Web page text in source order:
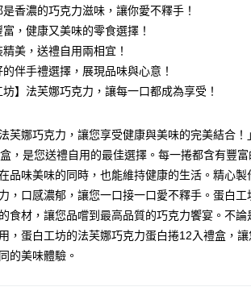
期使用說明】
灣大哥大提供，台灣大哥大用戶可立即使用無須另外申請。
機門號後，選擇欲分期的期數、繳款截止日，確認付款後
度、可分期數及費用金額請依後續交易確認頁面所載為準
專審核」未通過狀況，表示未達大哥付你分期系統評分，
內容。
明】
併入電信帳單，「大哥付你分期」於每月結算日後寄送繳
結打開帳單後，可選擇「超商條碼／台灣大直營門市／銀
付
先享後付」】
付是「在收到商品之後才付款」的支付方式。 讓您購物
需註冊會員、不需綁卡、不需儲值。
要手機號碼，簡訊認證，即可結帳。
確認商品／服務後，再付款。
式選擇「AFTEE先享後付」後，將跳轉至「AFTEE先享
，進行簡訊認證並確認金額後，即可完成結帳。
貨
滿NT$899(含以上)免運費
香濃的巧克力滋味，讓你愛不釋手！
，健康又美味的零食選擇！
美，送禮自用兩相宜！
伴手禮選擇，展現品味與心意！
坊】法芙娜巧克力，讓每一口都成為享受！
法芙娜巧克力，讓您享受健康與美味的完美結合！
，是您送禮自用的最佳選擇。每一捲都含有豐
品味美味的同時，也能維持健康的生活。精心製
，口感濃郁，讓您一口接一口愛不釋手。蛋白工
食材，讓您品嚐到最高品質的巧克力饗宴。不論
，蛋白工坊的法芙娜巧克力蛋白捲12入禮盒，讓
的美味體驗。